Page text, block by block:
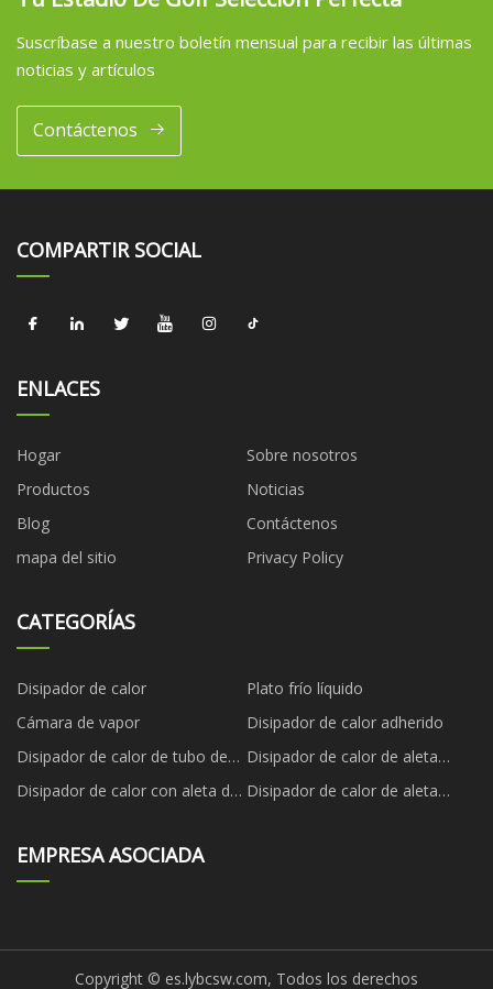
Suscríbase a nuestro boletín mensual para recibir las últimas
noticias y artículos
Contáctenos
COMPARTIR SOCIAL
ENLACES
Hogar
Sobre nosotros
Productos
Noticias
Blog
Contáctenos
mapa del sitio
Privacy Policy
CATEGORÍAS
Disipador de calor
Plato frío líquido
Cámara de vapor
Disipador de calor adherido
Disipador de calor de tubo de
calor
Disipador de calor de aleta
biselada
Disipador de calor con aleta de Disipador de calor de aleta
EMPRESA ASOCIADA
Copyright © es.lybcsw.com, Todos los derechos